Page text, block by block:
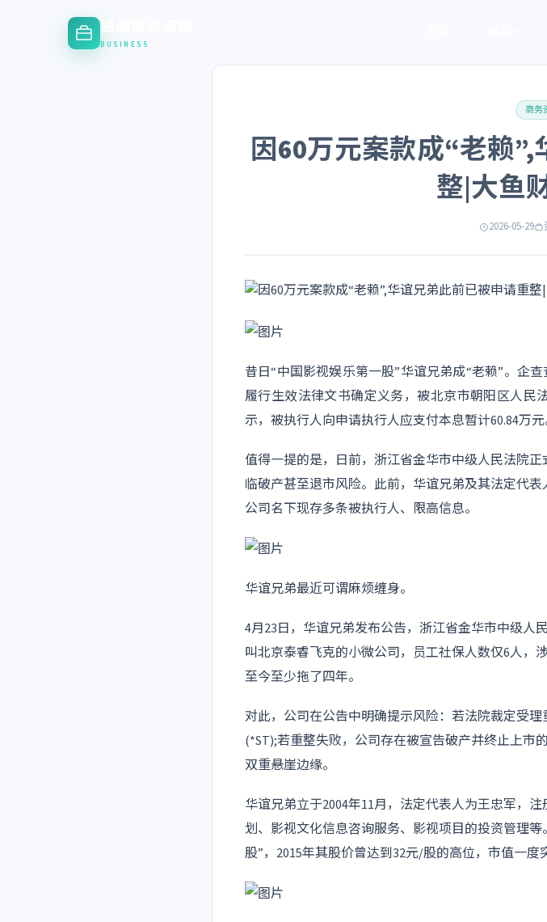
资深投资咨询
BUSINESS
商务
因60万元案款成“老赖
整|大鱼
2026-05-29
昔日“中国影视娱乐第一股”华谊兄弟成“老赖”。企查
履行生效法律文书确定义务，被北京市朝阳区人民
示，被执行人向申请执行人应支付本息暂计60.84万元
值得一提的是，日前，浙江省金华市中级人民法院
临破产甚至退市风险。此前，华谊兄弟及其法定代
公司名下现存多条被执行人、限高信息。
华谊兄弟最近可谓麻烦缠身。
4月23日，华谊兄弟发布公告，浙江省金华市中级人
叫北京泰睿飞克的小微公司，员工社保人数仅6人，
至今至少拖了四年。
对此，公司在公告中明确提示风险：若法院裁定受
(*ST);若重整失败，公司存在被宣告破产并终止上市
双重悬崖边缘。
华谊兄弟立于2004年11月，法定代表人为王忠军，
划、影视文化信息咨询服务、影视项目的投资管理
股”，2015年其股价曾达到32元/股的高位，市值一度